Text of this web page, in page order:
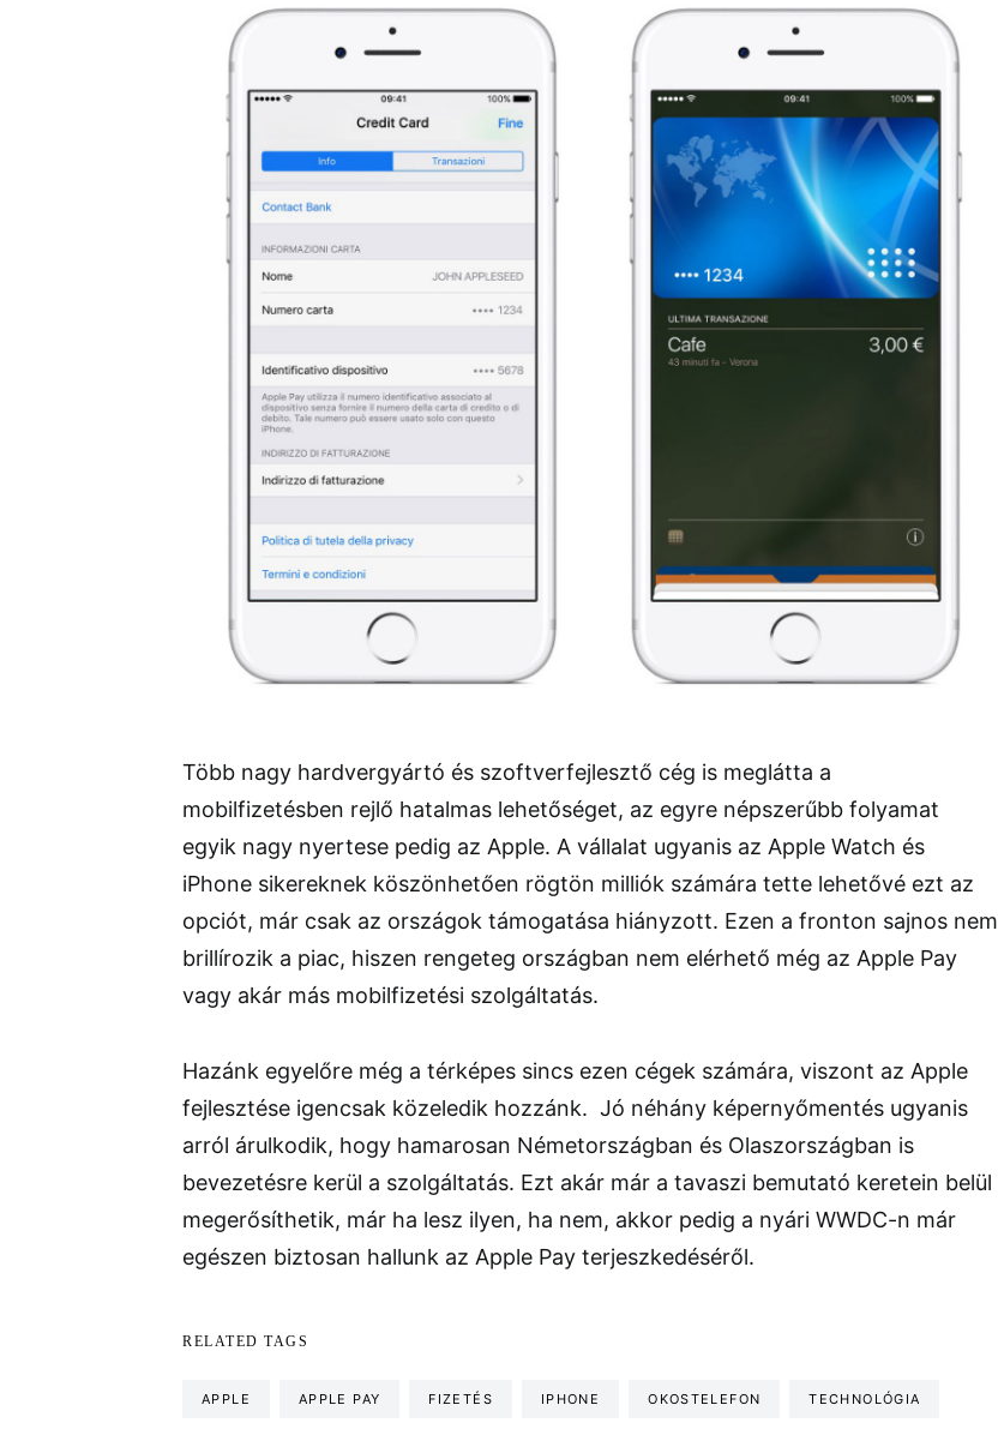
Több nagy hardvergyártó és szoftverfejlesztő cég is meglátta a
mobilfizetésben rejlő hatalmas lehetőséget, az egyre népszerűbb folyamat
egyik nagy nyertese pedig az Apple. A vállalat ugyanis az Apple Watch és
iPhone sikereknek köszönhetően rögtön milliók számára tette lehetővé ezt az
opciót, már csak az országok támogatása hiányzott. Ezen a fronton sajnos nem
brillírozik a piac, hiszen rengeteg országban nem elérhető még az Apple Pay
vagy akár más mobilfizetési szolgáltatás.
Hazánk egyelőre még a térképes sincs ezen cégek számára, viszont az Apple
fejlesztése igencsak közeledik hozzánk. Jó néhány képernyőmentés ugyanis
arról árulkodik, hogy hamarosan Németországban és Olaszországban is
bevezetésre kerül a szolgáltatás. Ezt akár már a tavaszi bemutató keretein belül
megerősíthetik, már ha lesz ilyen, ha nem, akkor pedig a nyári WWDC-n már
egészen biztosan hallunk az Apple Pay terjeszkedéséről.
RELATED TAGS
APPLE APPLE PAY FIZETÉS IPHONE OKOSTELEFON TECHNOLÓGIA